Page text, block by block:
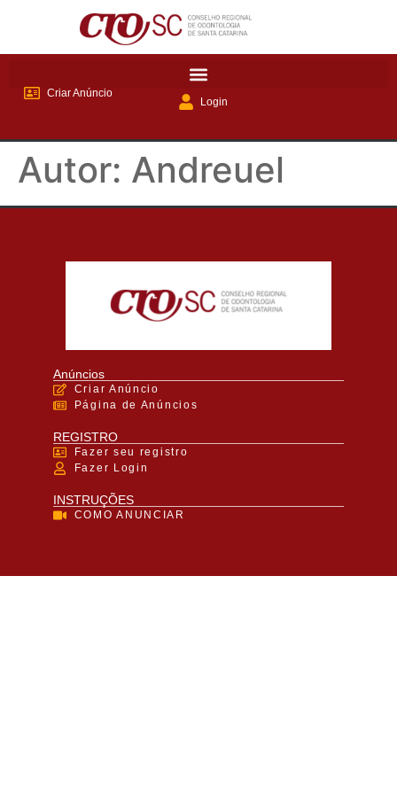
Criar Anúncio
Login
Autor: Andreuel
Anúncios
Criar Anúncio
Página de Anúncios
REGISTRO
Fazer seu registro
Fazer Login
INSTRUÇÕES
COMO ANUNCIAR